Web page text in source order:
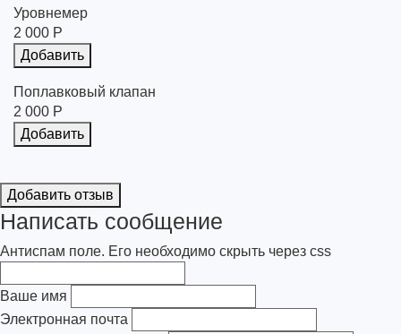
Уровнемер
2 000 Р
Добавить
Поплавковый клапан
2 000 Р
Добавить
Добавить отзыв
Написать сообщение
Антиспам поле. Его необходимо скрыть через css
Ваше имя
Электронная почта